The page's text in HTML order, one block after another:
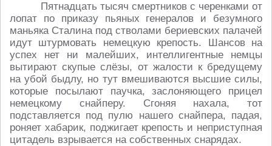
Пятнадцать тысяч смертников с черенками от
лопат по приказу пьяных генералов и безумного
маньяка Сталина под стволами бериевских палачей
идут штурмовать немецкую крепость. Шансов на
успех нет ни малейших, интеллигентные немцы
вытирают скупые слёзы, от жалости к бредущему
на убой быдлу, но тут вмешиваются высшие силы,
которые посылают паучка, заслоняющего прицел
немецкому снайперу. Сгоняя нахала, тот
подставляется под пулю нашего снайпера, падая,
роняет хабарик, поджигает крепость и неприступная
цитадель взрывается на собственных снарядах.